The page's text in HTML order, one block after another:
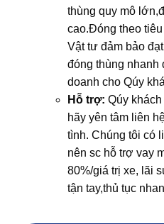
thùng quy mô
cao.Đóng theo
Vật tư đảm bảo
đóng thùng nhanh
doanh cho Qúy
Hỗ trợ: Qúy
hãy yên tâm liên
tình. Chúng tôi có
nên sc hỗ trợ vay
80%/giá trị xe, lãi
tận tay,thủ tục